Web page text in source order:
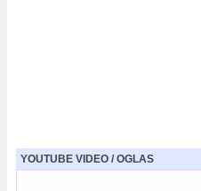
YOUTUBE VIDEO / OGLAS